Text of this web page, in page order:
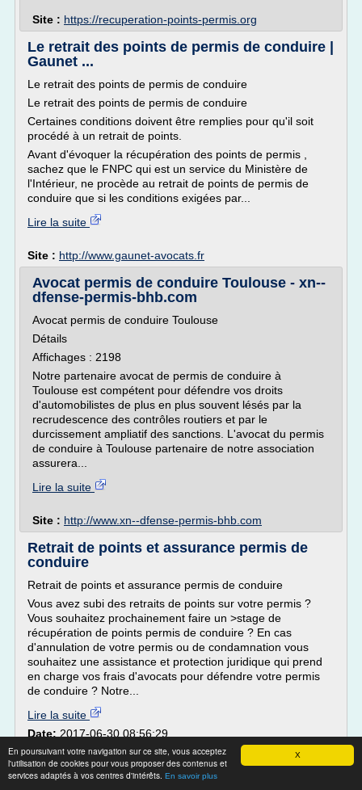
X
En poursuivant votre navigation sur ce site, vous acceptez
l'utilisation de cookies pour vous proposer des contenus et
services adaptés à vos centres d'intérêts. En savoir plus
Site : https://recuperation-points-permis.org
Le retrait des points de permis de conduire |
Gaunet ...
Le retrait des points de permis de conduire
Le retrait des points de permis de conduire
Certaines conditions doivent être remplies pour qu'il soit
procédé à un retrait de points.
Avant d'évoquer la récupération des points de permis ,
sachez que le FNPC qui est un service du Ministère de
l'Intérieur, ne procède au retrait de points de permis de
conduire que si les conditions exigées par...
Lire la suite
Site : http://www.gaunet-avocats.fr
Avocat permis de conduire Toulouse - xn--
dfense-permis-bhb.com
Avocat permis de conduire Toulouse
Détails
Affichages : 2198
Notre partenaire avocat de permis de conduire à
Toulouse est compétent pour défendre vos droits
d'automobilistes de plus en plus souvent lésés par la
recrudescence des contrôles routiers et par le
durcissement ampliatif des sanctions. L'avocat du permis
de conduire à Toulouse partenaire de notre association
assurera...
Lire la suite
Site : http://www.xn--dfense-permis-bhb.com
Retrait de points et assurance permis de
conduire
Retrait de points et assurance permis de conduire
Vous avez subi des retraits de points sur votre permis ?
Vous souhaitez prochainement faire un >stage de
récupération de points permis de conduire ? En cas
d'annulation de votre permis ou de condamnation vous
souhaitez une assistance et protection juridique qui prend
en charge vos frais d'avocats pour défendre votre permis
de conduire ? Notre...
Lire la suite
Date: 2017-06-30 08:56:29
Site :http://www.assurance-permis-a-points.com
Permis de conduire, règles de conduite et